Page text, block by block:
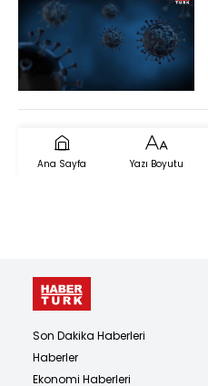
Ana Sayfa Yazı Boyutu
Son Dakika Haberleri
Haberler
Ekonomi Haberleri